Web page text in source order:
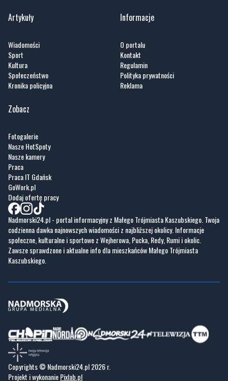
Artykuły
Wiadomości
Sport
Kultura
Społeczeństwo
Kronika policyjna
Informacje
O portalu
Kontakt
Regulamin
Polityka prywatności
Reklama
Zobacz
Fotogalerie
Nasze HotSpoty
Nasze kamery
Praca
Praca IT Gdańsk
GoWork.pl
Dodaj ofertę pracy
Nadmorski24.pl - portal informacyjny z Małego Trójmiasta Kaszubskiego. Twoja
codzienna dawka najnowszych wiadomości z najbliższej okolicy. Informacje
społeczne, kulturalne i sportowe z Wejherowa, Pucka, Redy, Rumi i okolic.
Zawsze sprawdzone i aktualne info dla mieszkańców Małego Trójmiasta
Kaszubskiego.
Copyrights © Nadmorski24.pl 2026 r.
Projekt i wykonaniePixlab.pl